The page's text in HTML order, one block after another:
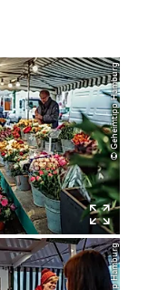
© Geheimtipp Hamburg